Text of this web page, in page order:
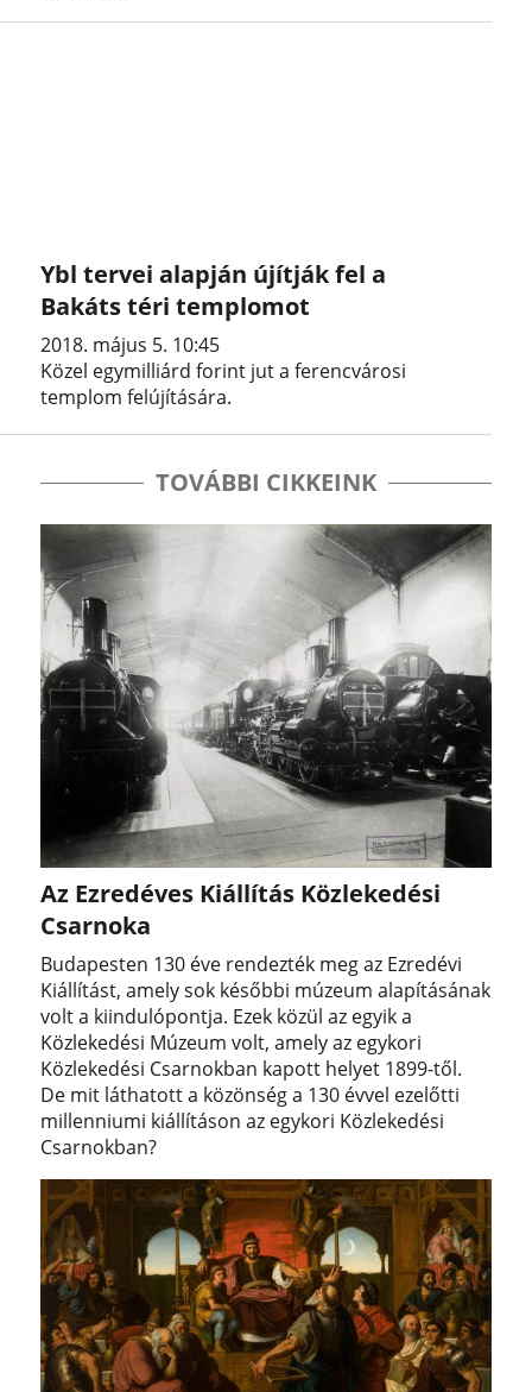
Ybl tervei alapján újítják fel a
Bakáts téri templomot
2018. május 5. 10:45
Közel egymilliárd forint jut a ferencvárosi
templom felújítására.
TOVÁBBI CIKKEINK
Az Ezredéves Kiállítás Közlekedési
Csarnoka
Budapesten 130 éve rendezték meg az Ezredévi
Kiállítást, amely sok későbbi múzeum alapításának
volt a kiindulópontja. Ezek közül az egyik a
Közlekedési Múzeum volt, amely az egykori
Közlekedési Csarnokban kapott helyet 1899-től.
De mit láthatott a közönség a 130 évvel ezelőtti
millenniumi kiállításon az egykori Közlekedési
Csarnokban?